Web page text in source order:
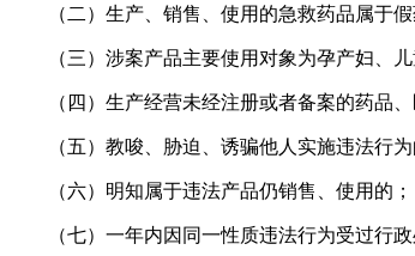
（二）生产、销售、使用的急救药品属于假
（三）涉案产品主要使用对象为孕产妇、
（四）生产经营未经注册或者备案的药品
（五）教唆、胁迫、诱骗他人实施违法行为
（六）明知属于违法产品仍销售、使用的；
（七）一年内因同一性质违法行为受过行政